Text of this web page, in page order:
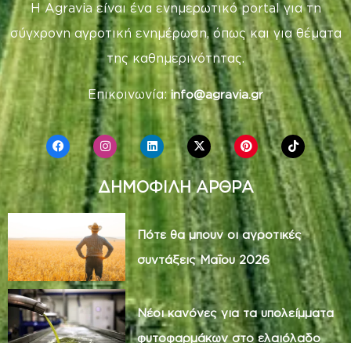
Η Agravia είναι ένα ενημερωτικό portal για τη
σύγχρονη αγροτική ενημέρωση, όπως και για θέματα
της καθημερινότητας.
Επικοινωνία: info@agravia.gr
ΔΗΜΟΦΙΛΗ ΑΡΘΡΑ
Πότε θα μπουν οι αγροτικές
συντάξεις Μαΐου 2026
Νέοι κανόνες για τα υπολείμματα
φυτοφαρμάκων στο ελαιόλαδο